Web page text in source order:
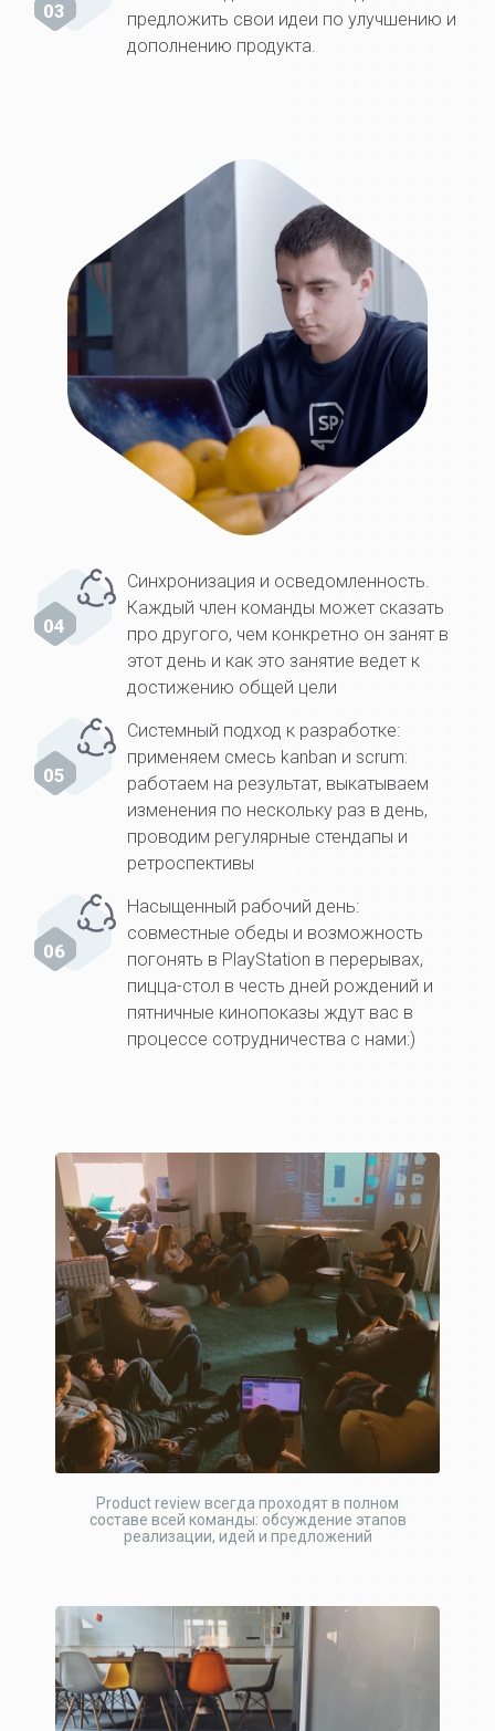
03
предложить свои идеи по улучшению и
дополнению продукта.
04
Синхронизация и осведомленность.
Каждый член команды может сказать
про другого, чем конкретно он занят в
этот день и как это занятие ведет к
достижению общей цели
05
Системный подход к разработке:
применяем смесь kanban и scrum:
работаем на результат, выкатываем
изменения по нескольку раз в день,
проводим регулярные стендапы и
ретроспективы
06
Насыщенный рабочий день:
совместные обеды и возможность
погонять в PlayStation в перерывах,
пицца-стол в честь дней рождений и
пятничные кинопоказы ждут вас в
процессе сотрудничества с нами:)
Product review всегда проходят в полном
составе всей команды: обсуждение этапов
реализации, идей и предложений